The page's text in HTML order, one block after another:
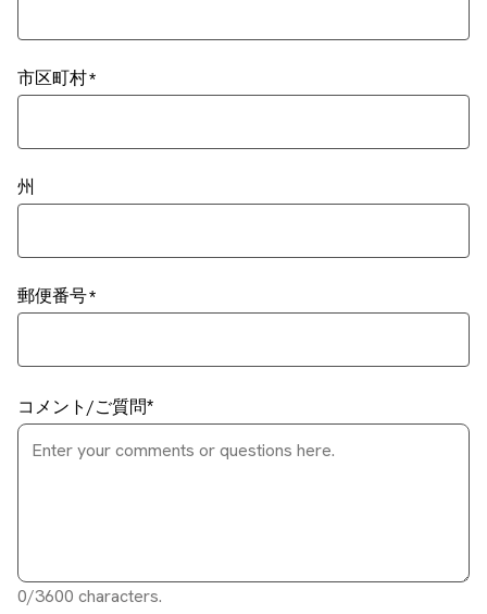
市区町村
州
郵便番号
コメント/ご質問
0/3600 characters.